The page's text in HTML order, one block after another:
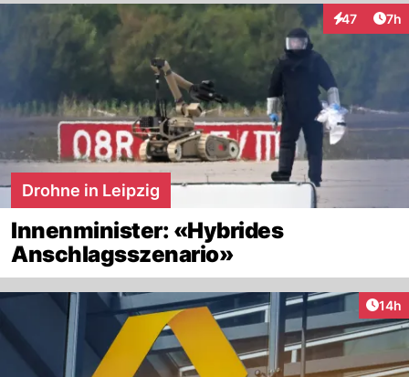
47
Interaktionen
7h
Drohne in Leipzig
Innenminister: «Hybrides
Anschlagsszenario»
14h